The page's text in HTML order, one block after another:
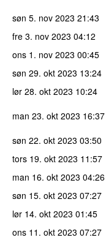
søn 5. nov 2023 21:43
fre 3. nov 2023 04:12
ons 1. nov 2023 00:45
søn 29. okt 2023 13:24
lør 28. okt 2023 10:24
man 23. okt 2023 16:37
søn 22. okt 2023 03:50
tors 19. okt 2023 11:57
man 16. okt 2023 04:26
søn 15. okt 2023 07:27
lør 14. okt 2023 01:45
ons 11. okt 2023 07:27